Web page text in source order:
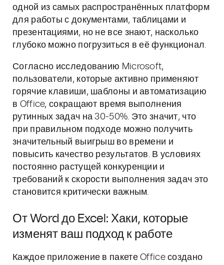
одной из самых распространённых платформ
для работы с документами, таблицами и
презентациями, но не все знают, насколько
глубоко можно погрузиться в её функционал.
Согласно исследованию Microsoft,
пользователи, которые активно применяют
горячие клавиши, шаблоны и автоматизацию
в Office, сокращают время выполнения
рутинных задач на 30-50%. Это значит, что
при правильном подходе можно получить
значительный выигрыш во времени и
повысить качество результатов. В условиях
постоянно растущей конкуренции и
требований к скорости выполнения задач это
становится критически важным.
От Word до Excel: Хаки, которые
изменят ваш подход к работе
Каждое приложение в пакете Office создано